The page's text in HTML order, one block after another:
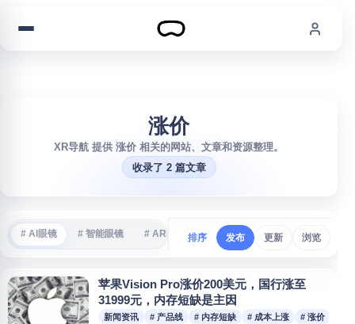
涨价
XR导航 提供 涨价 相关的网站、文章和资源整理。
收录了 2 篇文章
# AI眼镜 # 智能眼镜 # AR眼镜 # VR游戏 # 沉浸式体验
排序 发布 更新 浏览
苹果Vision Pro涨价200美元，国行涨至
31999元，内存短缺是主因
新闻资讯 # 产品线 # 内存短缺 # 成本上涨 # 涨价